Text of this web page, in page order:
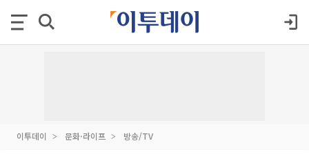
이투데이 문화·라이프 방송/TV